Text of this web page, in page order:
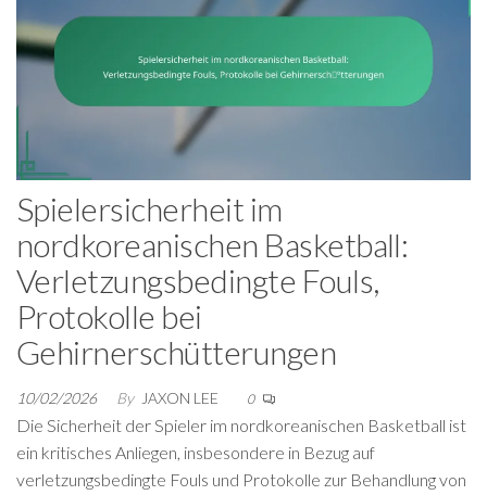
Spielersicherheit im
nordkoreanischen Basketball:
Verletzungsbedingte Fouls,
Protokolle bei
Gehirnerschütterungen
10/02/2026 By JAXON LEE 0
Die Sicherheit der Spieler im nordkoreanischen Basketball ist
ein kritisches Anliegen, insbesondere in Bezug auf
verletzungsbedingte Fouls und Protokolle zur Behandlung von